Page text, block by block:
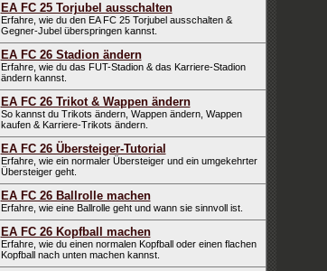
EA FC 25 Torjubel ausschalten
Erfahre, wie du den EA FC 25 Torjubel ausschalten &
Gegner-Jubel überspringen kannst.
EA FC 26 Stadion ändern
Erfahre, wie du das FUT-Stadion & das Karriere-Stadion
ändern kannst.
EA FC 26 Trikot & Wappen ändern
So kannst du Trikots ändern, Wappen ändern, Wappen
kaufen & Karriere-Trikots ändern.
EA FC 26 Übersteiger-Tutorial
Erfahre, wie ein normaler Übersteiger und ein umgekehrter
Übersteiger geht.
EA FC 26 Ballrolle machen
Erfahre, wie eine Ballrolle geht und wann sie sinnvoll ist.
EA FC 26 Kopfball machen
Erfahre, wie du einen normalen Kopfball oder einen flachen
Kopfball nach unten machen kannst.